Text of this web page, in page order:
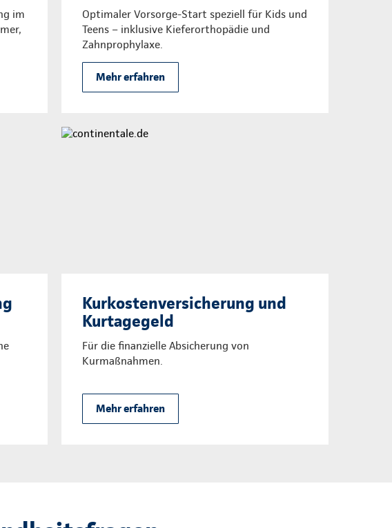
im
Optimaler Vorsorge-Start speziell für Kids und
Teens – inklusive Kieferorthopädie und
Zahnprophylaxe.
Mehr erfahren
Kurkostenversicherung und
Kurtagegeld
Für die finanzielle Absicherung von
Kurmaßnahmen.
Mehr erfahren